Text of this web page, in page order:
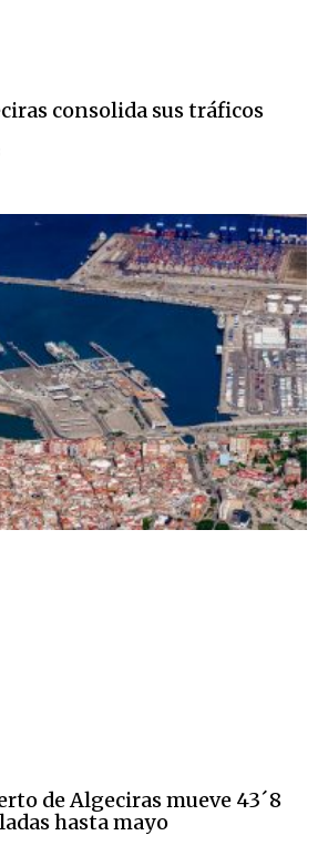
consolida sus tráficos
de Algeciras mueve 43´8
hasta mayo